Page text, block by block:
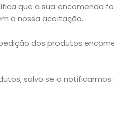
que a sua encomenda
a nossa aceitação.
dos produtos
salvo se o